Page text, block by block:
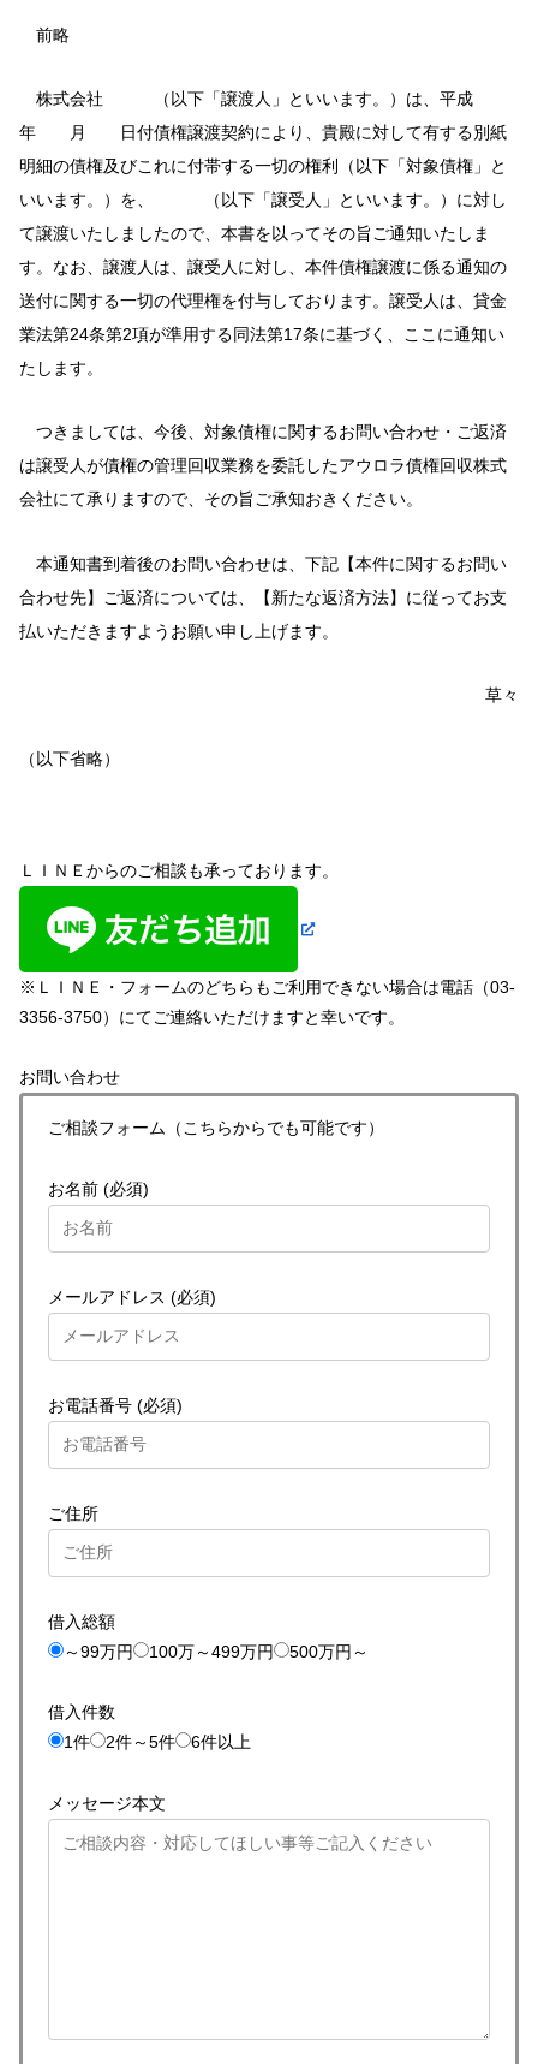
前略
株式会社 （以下「譲渡人」といいます。）は、平成
年 月 日付債権譲渡契約により、貴殿に対して有する別紙
明細の債権及びこれに付帯する一切の権利（以下「対象債権」と
いいます。）を、 （以下「譲受人」といいます。）に対し
て譲渡いたしましたので、本書を以ってその旨ご通知いたしま
す。なお、譲渡人は、譲受人に対し、本件債権譲渡に係る通知の
送付に関する一切の代理権を付与しております。譲受人は、貸金
業法第24条第2項が準用する同法第17条に基づく、ここに通知い
たします。
つきましては、今後、対象債権に関するお問い合わせ・ご返済
は譲受人が債権の管理回収業務を委託したアウロラ債権回収株式
会社にて承りますので、その旨ご承知おきください。
本通知書到着後のお問い合わせは、下記【本件に関するお問い
合わせ先】ご返済については、【新たな返済方法】に従ってお支
払いただきますようお願い申し上げます。
草々
（以下省略）
ＬＩＮＥからのご相談も承っております。
※ＬＩＮＥ・フォームのどちらもご利用できない場合は電話（03-
3356-3750）にてご連絡いただけますと幸いです。
お問い合わせ
ご相談フォーム（こちらからでも可能です）
お名前 (必須)
メールアドレス (必須)
お電話番号 (必須)
ご住所
借入総額
～99万円
100万～499万円 500万円～
借入件数
1件
2件～5件 6件以上
メッセージ本文